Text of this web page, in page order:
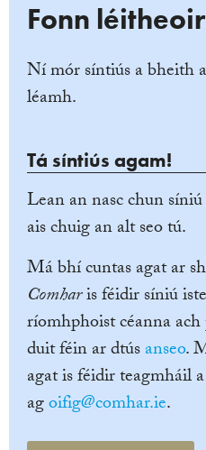
Fonn
Ní mór síntiús a bheith
léamh.
Tá síntiús agam!
Lean an nasc chun
ais chuig an alt seo tú.
Má bhí cuntas agat ar
Comharis féidir síniú
ríomhphoist céanna
duit féin ar dtúsanseo.
agat is féidir teagmháil
agoifig@comhar.ie.